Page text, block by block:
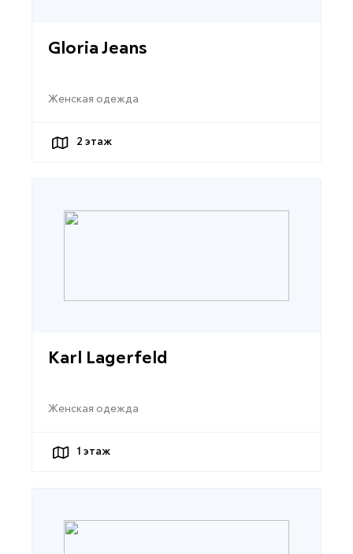
Gloria Jeans
Женская одежда
2 этаж
Karl Lagerfeld
Женская одежда
1 этаж